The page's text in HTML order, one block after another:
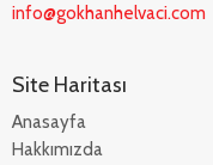
info@gokhanhelvaci.com
Site Haritası
Anasayfa
Hakkımızda